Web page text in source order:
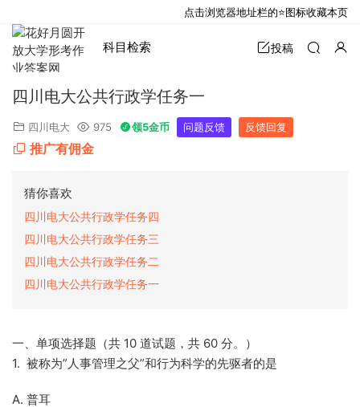
科目检索 投稿
四川电大公共行政学任务一
四川电大 975 领5金币 问题反馈 反馈回复
推广有佣金
猜你喜欢
四川电大公共行政学任务四
四川电大公共行政学任务三
四川电大公共行政学任务二
四川电大公共行政学任务一
一、单项选择题（共 10 道试题，共 60 分。）
1. 被称为”人事管理之父”和行为科学的先驱者的是
A. 普耳
点击浏览器地址栏的⭐图标收藏本页